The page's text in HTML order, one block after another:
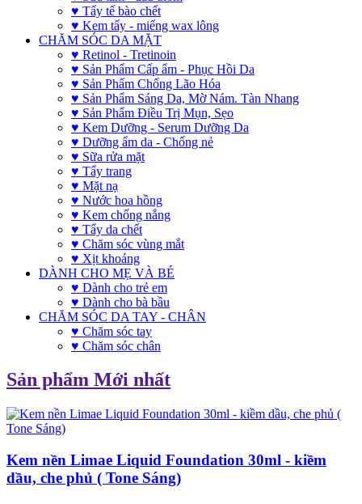
♥ Tẩy tế bào chết
♥ Kem tẩy - miếng wax lông
CHĂM SÓC DA MẶT
♥ Retinol - Tretinoin
♥ Sản Phẩm Cấp ẩm - Phục Hồi Da
♥ Sản Phẩm Chống Lão Hóa
♥ Sản Phẩm Sáng Da, Mờ Nám. Tàn Nhang
♥ Sản Phẩm Điều Trị Mụn, Sẹo
♥ Kem Dưỡng - Serum Dưỡng Da
♥ Dưỡng ẩm da - Chống nẻ
♥ Sữa rửa mặt
♥ Tẩy trang
♥ Mặt nạ
♥ Nước hoa hồng
♥ Kem chống nắng
♥ Tẩy da chết
♥ Chăm sóc vùng mắt
♥ Xịt khoáng
DÀNH CHO MẸ VÀ BÉ
♥ Dành cho trẻ em
♥ Dành cho bà bầu
CHĂM SÓC DA TAY - CHÂN
♥ Chăm sóc tay
♥ Chăm sóc chân
Sản phẩm Mới nhất
Kem nền Limae Liquid Foundation 30ml - kiềm
dầu, che phủ ( Tone Sáng)